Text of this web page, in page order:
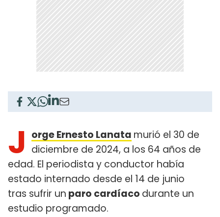
J orge Ernesto Lanata murió el 30 de
diciembre de 2024, a los 64 años de
edad. El periodista y conductor había
estado internado desde el 14 de junio
tras sufrir un paro cardíaco durante un
estudio programado.